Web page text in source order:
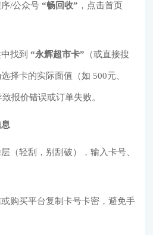
序/公众号“畅回收” ，点击首页
中找到“永辉超市卡” （或直接搜
选择卡的实际面值（如 500元、
报价错误或订单失败。
（轻刮，别刮破），输入卡号、
或购买平台复制卡号卡密，避免手